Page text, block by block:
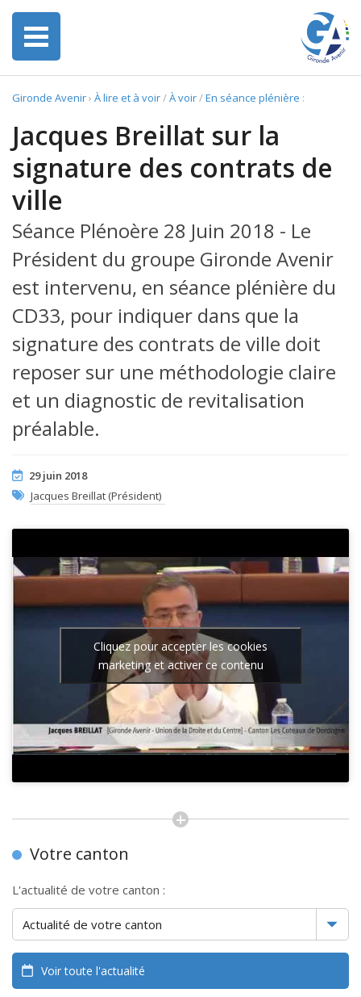
Gironde Avenir› À lire et à voir/À voir/En séance plénière :
Jacques Breillat sur la
signature des contrats de
ville
Séance Plénoère 28 Juin 2018 - Le
Président du groupe Gironde Avenir
est intervenu, en séance plénière du
CD33, pour indiquer dans que la
signature des contrats de ville doit
reposer sur une méthodologie claire
et un diagnostic de revitalisation
préalable.
29 juin 2018
Jacques Breillat (Président)
Cliquez pour accepter les cookies
marketing et activer ce contenu
Votre canton
L'actualité de votre canton :
Voir toute l'actualité